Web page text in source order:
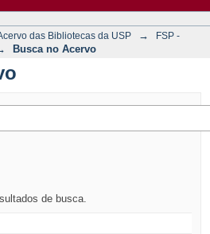
das Bibliotecas da USP →
FSP -
Busca no Acervo
de busca.